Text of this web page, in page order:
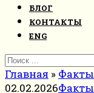
БЛОГ
КОНТАКТЫ
ENG
Search
for:
Главная » Факты
02.02.2026Факты